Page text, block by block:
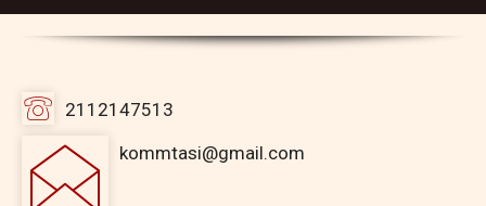
2112147513
kommtasi@gmail.com